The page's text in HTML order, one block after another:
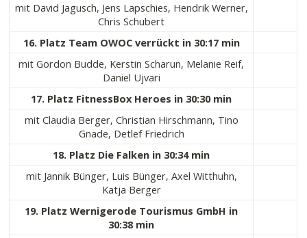
mit David Jagusch, Jens Lapschies, Hendrik Werner,
Chris Schubert
16. Platz Team OWOC verrückt in 30:17 min
mit Gordon Budde, Kerstin Scharun, Melanie Reif,
Daniel Ujvari
17. Platz FitnessBox Heroes in 30:30 min
mit Claudia Berger, Christian Hirschmann, Tino
Gnade, Detlef Friedrich
18. Platz Die Falken in 30:34 min
mit Jannik Bünger, Luis Bünger, Axel Witthuhn,
Katja Berger
19. Platz Wernigerode Tourismus GmbH in
30:38 min